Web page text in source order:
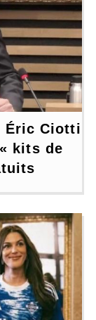
Éric Ciotti
kits de